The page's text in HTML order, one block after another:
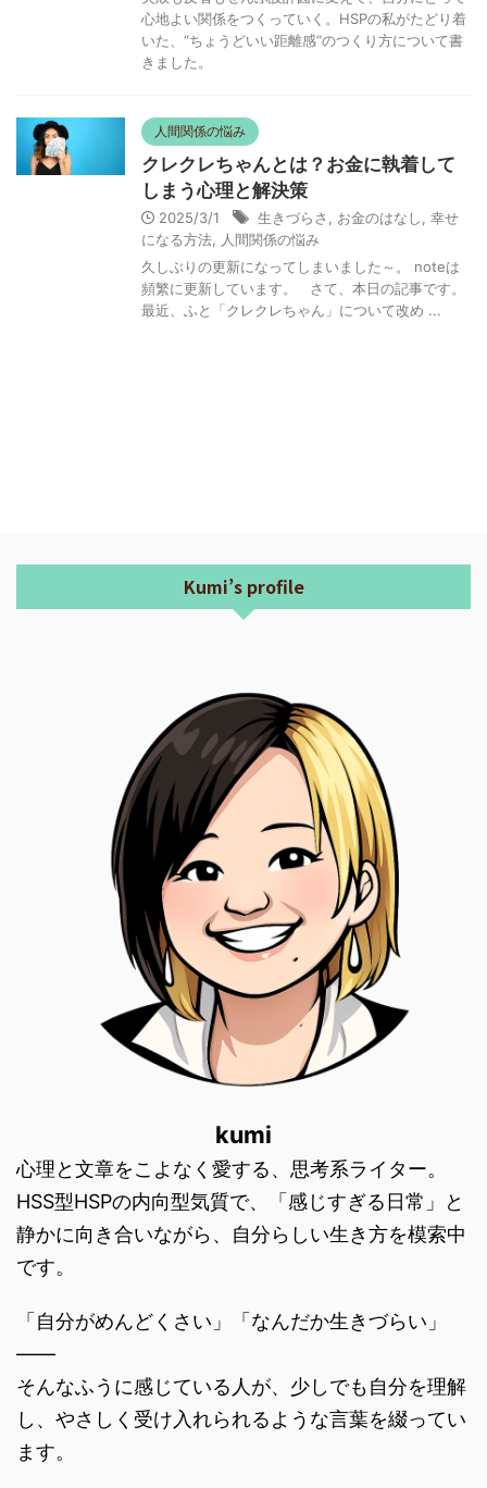
心地よい関係をつくっていく。HSPの私がたどり着
いた、“ちょうどいい距離感”のつくり方について書
きました。
人間関係の悩み
クレクレちゃんとは？お金に執着して
しまう心理と解決策
2025/3/1 生きづらさ お金のはなし
幸せ
になる方法
人間関係の悩み
久しぶりの更新になってしまいました～。 noteは
頻繁に更新しています。 さて、本日の記事です。
最近、ふと「クレクレちゃん」について改め ...
Kumi’s profile
kumi
心理と文章をこよなく愛する、思考系ライター。
HSS型HSPの内向型気質で、「感じすぎる日常」と
静かに向き合いながら、自分らしい生き方を模索中
です。
「自分がめんどくさい」「なんだか生きづらい」
――
そんなふうに感じている人が、少しでも自分を理解
し、やさしく受け入れられるような言葉を綴ってい
ます。